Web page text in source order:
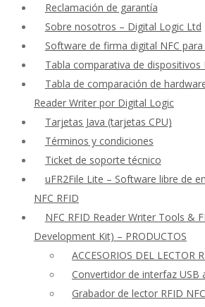
Reclamación de garantía
Sobre nosotros – Digital Logic Ltd
Software de firma digital NFC
Tabla comparativa de dispositivos
Tabla de comparación de
Reader Writer por Digital Logic
Tarjetas Java (tarjetas CPU)
Términos y condiciones
Ticket de soporte técnico
uFR2File Lite – Software libre de
NFC RFID
NFC RFID Reader Writer Tools &
Development Kit) – PRODUCTOS
ACCESORIOS DEL LECTOR
Convertidor de interfaz USB
Grabador de lector RFID